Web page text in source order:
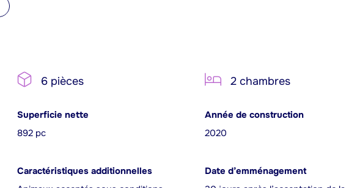
6 pièces 2 chambres
Superficie nette
892 pc
Année de construction
2020
Caractéristiques additionnelles
Date d’emménagement